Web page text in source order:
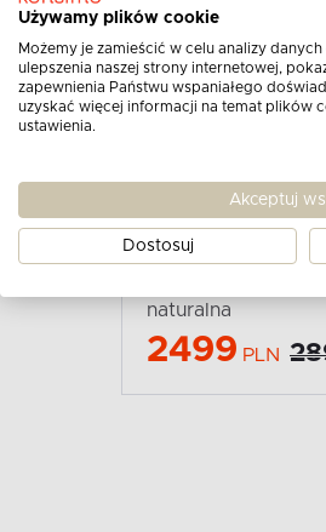
MONTI
Szafa ubraniowa w
naturalna
2499 PLN
Używamy plików cookie
Możemy je zamieścić w celu analizy
ulepszenia naszej strony internetowej,
zapewnienia Państwu wspaniałego
uzyskać więcej informacji na temat plików
ustawienia.
Akceptuj
Dostosuj